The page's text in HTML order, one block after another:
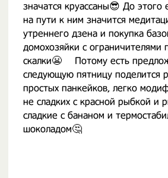
значатся круассаны😎 До этого
на пути к ним значится
утреннего дзена и покупка
домохозяйки с
скалки😬 ⠀ Потому есть
следующую пятницу поделится
простых панкейков, легко
не сладких с красной рыбкой и
сладкие с бананом и
шоколадом🤔